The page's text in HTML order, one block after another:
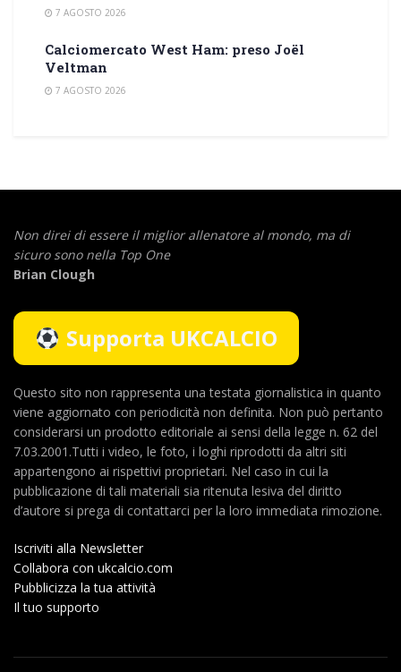
7 AGOSTO 2026
Calciomercato West Ham: preso Joël
Veltman
7 AGOSTO 2026
Non direi di essere il miglior allenatore al mondo, ma di
sicuro sono nella Top One
Brian Clough
Supporta UKCALCIO
Questo sito non rappresenta una testata giornalistica in quanto
viene aggiornato con periodicità non definita. Non può pertanto
considerarsi un prodotto editoriale ai sensi della legge n. 62 del
7.03.2001.Tutti i video, le foto, i loghi riprodotti da altri siti
appartengono ai rispettivi proprietari. Nel caso in cui la
pubblicazione di tali materiali sia ritenuta lesiva del diritto
d’autore si prega di contattarci per la loro immediata rimozione.
Iscriviti alla Newsletter
Collabora con ukcalcio.com
Pubblicizza la tua attività
Il tuo supporto